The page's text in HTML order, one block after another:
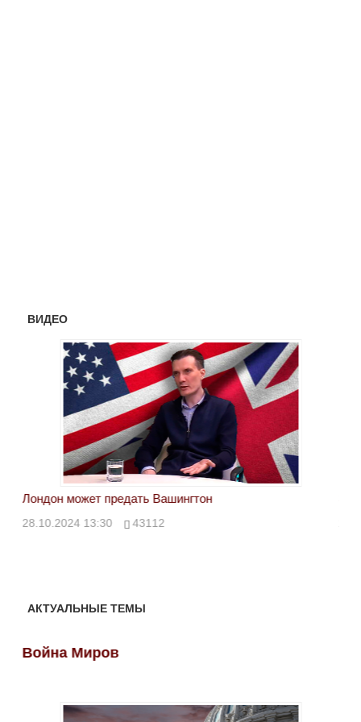
ВИДЕО
Лондон может предать Вашингтон
28.10.2024 13:30 43112
АКТУАЛЬНЫЕ ТЕМЫ
Война Миров